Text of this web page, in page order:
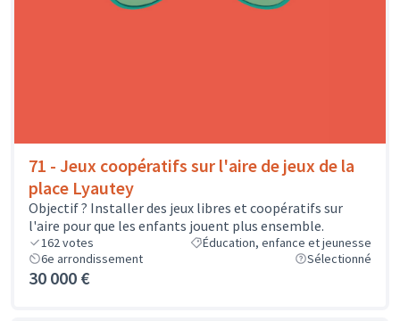
71 - Jeux coopératifs sur l'aire de jeux de la
place Lyautey
Objectif ? Installer des jeux libres et coopératifs sur
l'aire pour que les enfants jouent plus ensemble.
162votes
Éducation, enfance et jeunesse
6e arrondissement
Sélectionné
30 000 €